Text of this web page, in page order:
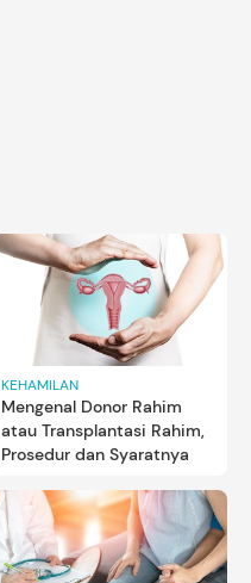
KEHAMILAN
Mengenal Donor Rahim
atau Transplantasi Rahim,
Prosedur dan Syaratnya